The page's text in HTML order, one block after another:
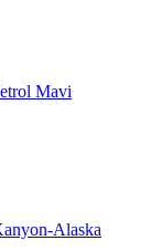
Mavi
Alaska